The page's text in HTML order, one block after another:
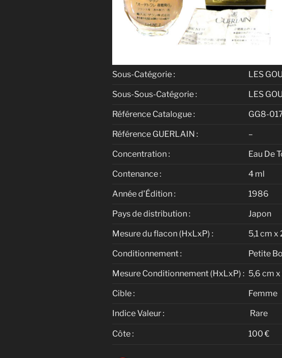
Sous-Catégorie : LES
Sous-Sous-Catégorie : LES
Référence Catalogue : GG8-
Référence GUERLAIN : –
Concentration : Eau De
Contenance : 4 ml
Année d’Édition : 1986
Pays de distribution : Japon
Mesure du flacon (HxLxP) : 5,1 cm
Conditionnement : Petite
Mesure Conditionnement (HxLxP) : 5,6 cm
Cible : Femme
Indice Valeur : Rare
Côte : 100 €